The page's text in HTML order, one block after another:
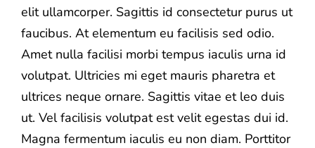
elit ullamcorper. Sagittis id consectetur purus ut
faucibus. At elementum eu facilisis sed odio.
Amet nulla facilisi morbi tempus iaculis urna id
volutpat. Ultricies mi eget mauris pharetra et
ultrices neque ornare. Sagittis vitae et leo duis
ut. Vel facilisis volutpat est velit egestas dui id.
Magna fermentum iaculis eu non diam. Porttitor